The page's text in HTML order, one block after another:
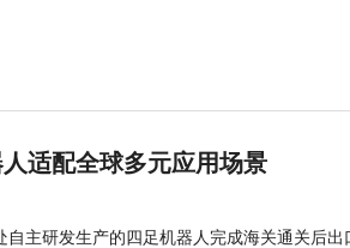
适配全球多元应用场景
自主研发生产的四足机器人完成海关通关后